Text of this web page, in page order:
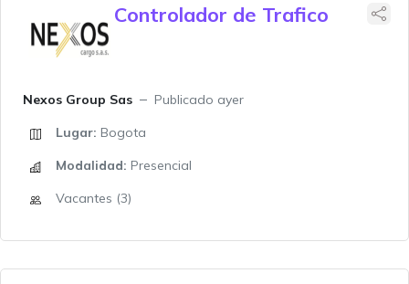
Controlador de Trafico
Nexos Group Sas
Publicado ayer
Lugar: Bogota
Modalidad: Presencial
Vacantes (3)